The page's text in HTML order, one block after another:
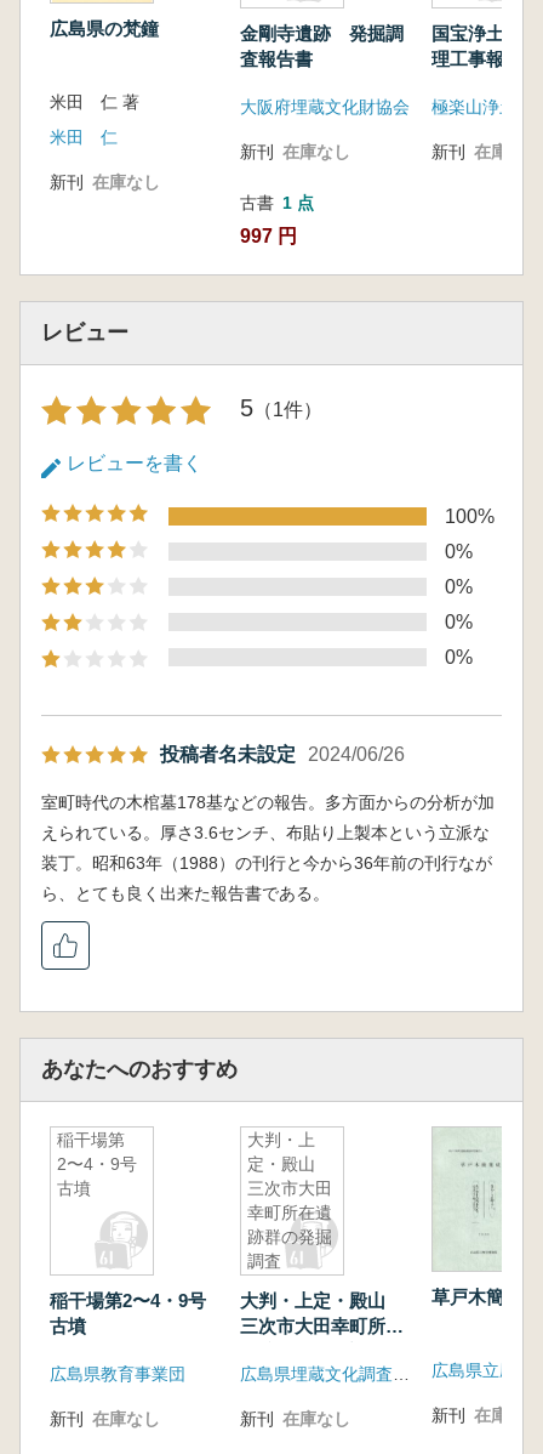
広島県の梵鐘
米田 仁 著
米田 仁
新刊 在庫なし
金剛寺遺跡 発掘調
査報告書
大阪府埋蔵文化財協会
新刊 在庫なし
古書 1 点
997 円
国宝浄土寺
理工事報告
極楽山浄土寺
新刊 在庫なし
レビュー
5 （1件）
レビューを書く
100%
0%
0%
0%
0%
投稿者名未設定 2024/06/26
室町時代の木棺墓178基などの報告。多方面からの分析が加
えられている。厚さ3.6センチ、布貼り上製本という立派な
装丁。昭和63年（1988）の刊行と今から36年前の刊行なが
ら、とても良く出来た報告書である。
あなたへのおすすめ
稲干場第
2〜4・9号
古墳
稲干場第2〜4・9号
古墳
広島県教育事業団
新刊 在庫なし
大判・上
定・殿山
三次市大田
幸町所在遺
跡群の発掘
調査
大判・上定・殿山
三次市大田幸町所在
広島県埋蔵文化調査センタ-
新刊 在庫なし
草戸木簡集
広島県立歴史
新刊 在庫なし